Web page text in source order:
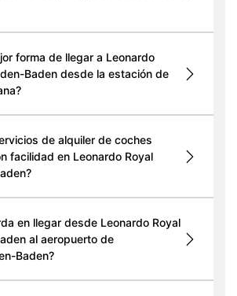
forma de llegar a Leonardo
Baden desde la estación de
de alquiler de coches
facilidad en Leonardo Royal
en llegar desde Leonardo Royal
al aeropuerto de
Baden?